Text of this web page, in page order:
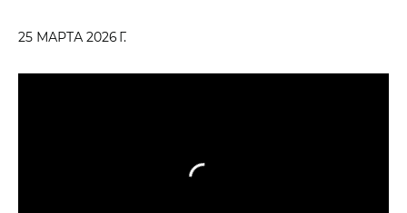
25 МАРТА 2026 Г.